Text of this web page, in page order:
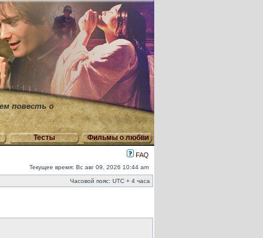
повесть о
Тесты Фильмы о любви
FAQ
Текущее время: Вс авг 09, 2026 10:44 am
Часовой пояс: UTC + 4 часа